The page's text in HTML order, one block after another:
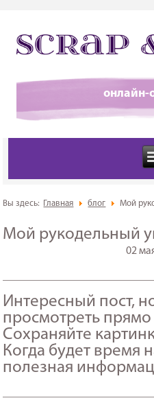
онлайн-
Вы здесь: Главная блог Мой
Мой рукодельный
02
Интересный пост,
просмотреть прямо
Сохраняйте
Когда будет время
полезная